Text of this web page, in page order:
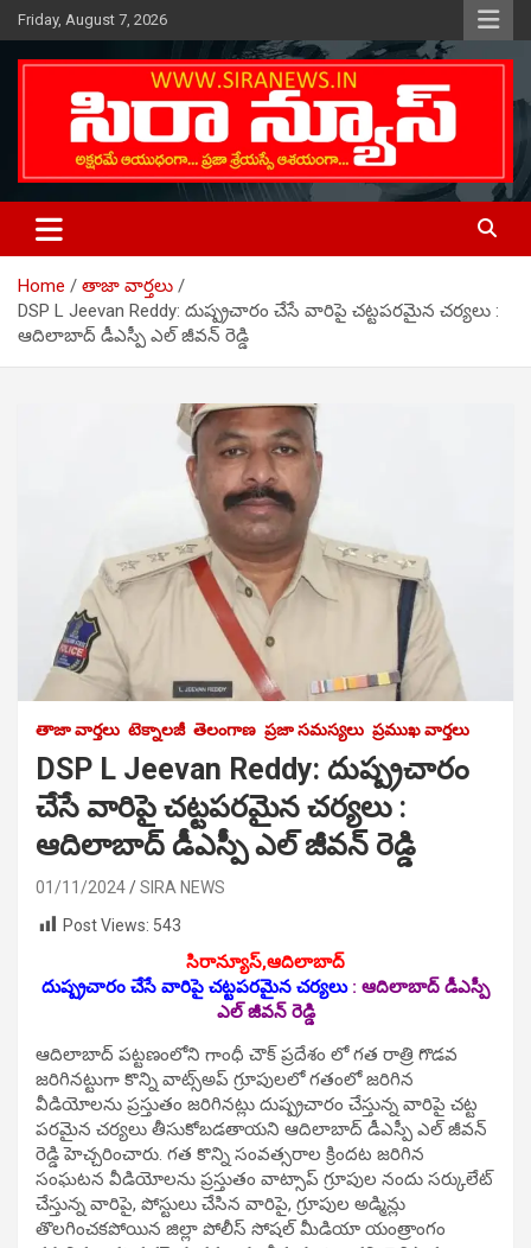
Skip
to
content
Friday, August 7, 2026
SIRA NEWS
Telugu Online News Daily
Home
తాజా వార్తలు
DSP L Jeevan Reddy: దుష్ప్రచారం చేసే వారిపై చట్టపరమైన చర్యలు :
ఆదిలాబాద్ డీఎస్పీ ఎల్ జీవన్ రెడ్డి
తాజా వార్తలు టెక్నాలజీ తెలంగాణ ప్రజా సమస్యలు ప్రముఖ వార్తలు
DSP L Jeevan Reddy: దుష్ప్రచారం
చేసే వారిపై చట్టపరమైన చర్యలు :
ఆదిలాబాద్ డీఎస్పీ ఎల్ జీవన్ రెడ్డి
01/11/2024
SIRA NEWS
Post Views: 543
సిరాన్యూస్,ఆదిలాబాద్‌
దుష్ప్రచారం చేసే వారిపై చట్టపరమైన చర్యలు : ఆదిలాబాద్ డీఎస్పీ
ఎల్ జీవన్ రెడ్డి
ఆదిలాబాద్ పట్టణంలోని గాంధీ చౌక్ ప్రదేశం లో గత రాత్రి గొడవ
జరిగినట్టుగా కొన్ని వాట్స్అప్ గ్రూపులలో గతంలో జరిగిన
వీడియోలను ప్రస్తుతం జరిగినట్లు దుష్ప్రచారం చేస్తున్న వారిపై చట్ట
పరమైన చర్యలు తీసుకోబడతాయని ఆదిలాబాద్ డీఎస్పీ ఎల్ జీవన్
రెడ్డి హెచ్చరించారు. గత కొన్ని సంవత్సరాల క్రిందట జరిగిన
సంఘటన వీడియోలను ప్రస్తుతం వాట్సాప్ గ్రూపుల నందు సర్కులేట్
చేస్తున్న వారిపై, పోస్టులు చేసిన వారిపై, గ్రూపుల అడ్మిన్లు
తొలగించకపోయిన జిల్లా పోలీస్ సోషల్ మీడియా యంత్రాంగం